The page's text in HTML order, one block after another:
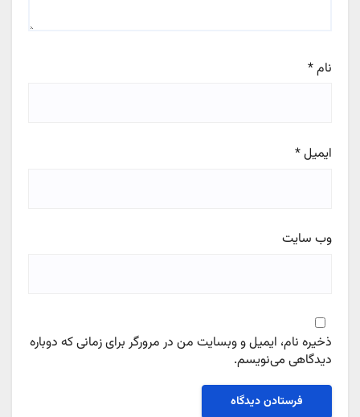
نام*
ایمیل*
وب‌ سایت
ذخیره نام، ایمیل و وبسایت من در مرورگر برای زمانی که دوباره
دیدگاهی می‌نویسم.